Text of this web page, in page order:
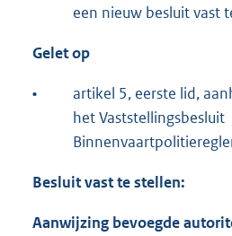
een nieuw besluit vast
Gelet op
•
artikel 5, eerste lid,
het Vaststellingsbesluit
Besluit vast te stellen:
Aanwijzing bevoegde